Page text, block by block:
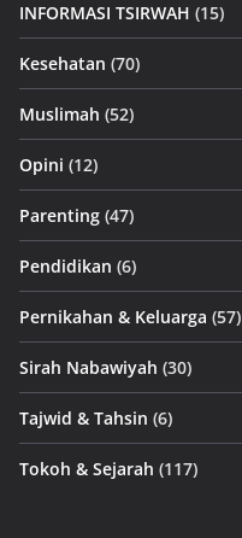
INFORMASI TSIRWAH (15)
Kesehatan (70)
Muslimah (52)
Opini (12)
Parenting (47)
Pendidikan (6)
Pernikahan & Keluarga (57)
Sirah Nabawiyah (30)
Tajwid & Tahsin (6)
Tokoh & Sejarah (117)